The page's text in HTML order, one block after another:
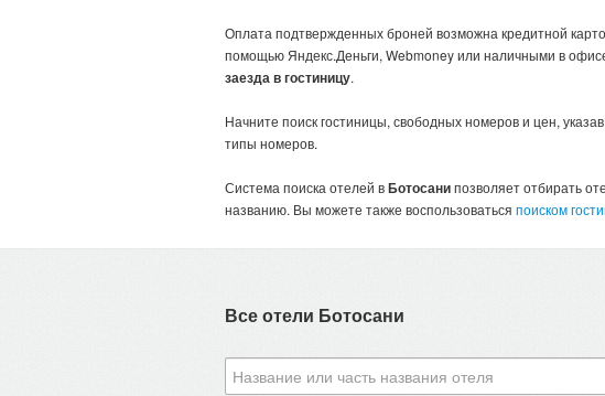
Оплата подтвержденных броней возможна кредитной
помощью Яндекс.Деньги, Webmoney или наличными в
заезда в гостиницу.
Начните поиск гостиницы, свободных номеров и цен,
типы номеров.
Система поиска отелей вБотосанипозволяет отбирать
названию. Вы можете также воспользоваться поиском
Все отели Ботосани